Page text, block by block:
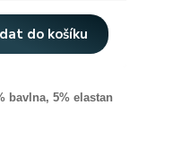
do košíku
bavlna, 5% elastan